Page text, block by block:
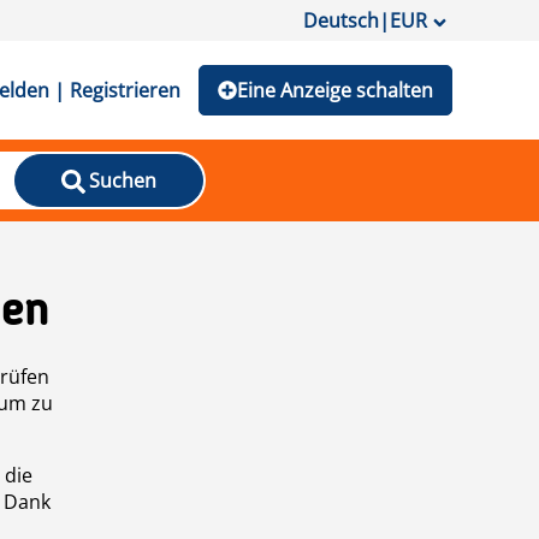
Deutsch|EUR
| Registrieren Eine Anzeige schalten
Suchen
zu
die